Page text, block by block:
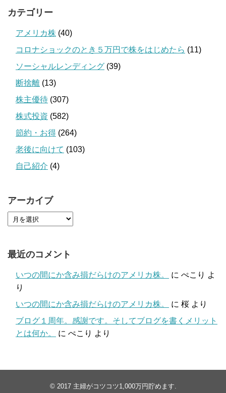
カテゴリー
アメリカ株 (40)
コロナショックのとき５万円で株をはじめたら (11)
ソーシャルレンディング (39)
断捨離 (13)
株主優待 (307)
株式投資 (582)
節約・お得 (264)
老後に向けて (103)
自己紹介 (4)
アーカイブ
最近のコメント
いつの間にか含み損だらけのアメリカ株。 に ぺこり よ
り
いつの間にか含み損だらけのアメリカ株。
に 桜 より
ブログ１周年。感謝です。そしてブログを書くメリット
とは何か。
に ぺこり より
© 2017 主婦がコツコツ1,000万円貯めます.